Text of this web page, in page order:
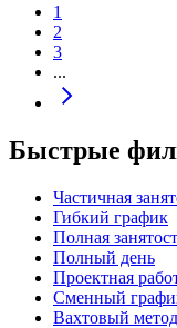
1
2
3
...
Быстрые
Частичная
Гибкий график
Полная
Полный день
Проектная
Сменный
Вахтовый метод